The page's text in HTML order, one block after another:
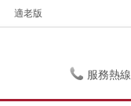
適老版
服務熱